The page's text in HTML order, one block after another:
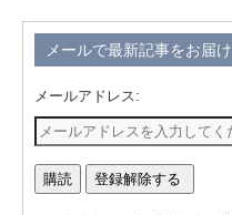
メールで最新記事をお届け
メールアドレス: